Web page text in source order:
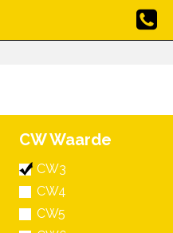
CW Waarde
CW3
CW4
CW5